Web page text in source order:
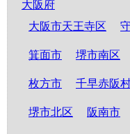
大阪府
大阪市天王寺区
箕面市 堺市南区
枚方市 千早赤阪
堺市北区 阪南市